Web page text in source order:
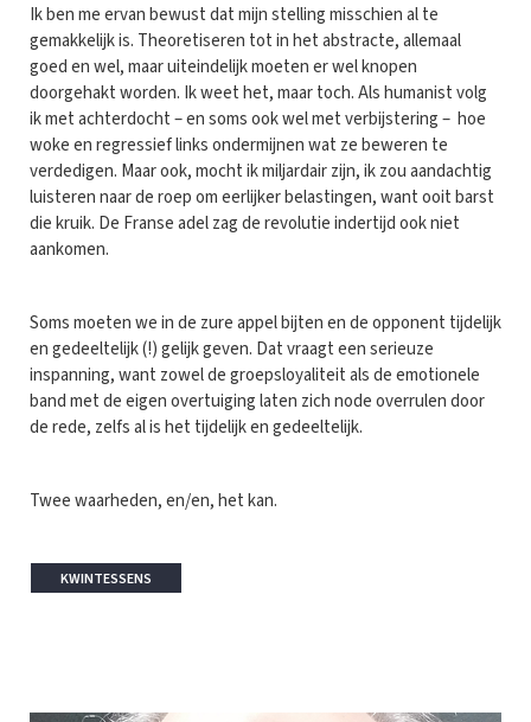
Ik ben me ervan bewust dat mijn stelling misschien al te
gemakkelijk is. Theoretiseren tot in het abstracte, allemaal
goed en wel, maar uiteindelijk moeten er wel knopen
doorgehakt worden. Ik weet het, maar toch. Als humanist volg
ik met achterdocht – en soms ook wel met verbijstering – hoe
woke en regressief links ondermijnen wat ze beweren te
verdedigen. Maar ook, mocht ik miljardair zijn, ik zou aandachtig
luisteren naar de roep om eerlijker belastingen, want ooit barst
die kruik. De Franse adel zag de revolutie indertijd ook niet
aankomen.
Soms moeten we in de zure appel bijten en de opponent tijdelijk
en gedeeltelijk (!) gelijk geven. Dat vraagt een serieuze
inspanning, want zowel de groepsloyaliteit als de emotionele
band met de eigen overtuiging laten zich node overrulen door
de rede, zelfs al is het tijdelijk en gedeeltelijk.
Twee waarheden, en/en, het kan.
KWINTESSENS